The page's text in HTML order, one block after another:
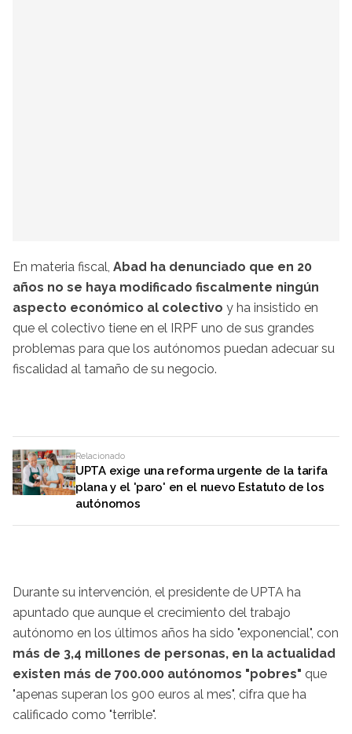
En materia fiscal, Abad ha denunciado que en 20
años no se haya modificado fiscalmente ningún
aspecto económico al colectivo y ha insistido en
que el colectivo tiene en el IRPF uno de sus grandes
problemas para que los autónomos puedan adecuar su
fiscalidad al tamaño de su negocio.
Relacionado
UPTA exige una reforma urgente de la tarifa
plana y el 'paro' en el nuevo Estatuto de los
autónomos
Durante su intervención, el presidente de UPTA ha
apuntado que aunque el crecimiento del trabajo
autónomo en los últimos años ha sido "exponencial", con
más de 3,4 millones de personas, en la actualidad
existen más de 700.000 autónomos "pobres" que
"apenas superan los 900 euros al mes", cifra que ha
calificado como "terrible".